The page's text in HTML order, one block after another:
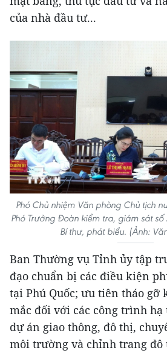
của nhà đầu tư...
Phó Chủ nhiệm Văn phòng Chủ tịch
Phó Trưởng Đoàn kiểm tra, giám sát số
Bí thư, phát biểu. (Ảnh:
Ban Thường vụ Tỉnh ủy tập
đạo chuẩn bị các điều kiện
tại Phú Quốc; ưu tiên tháo gỡ
mắc đối với các công trình
dự án giao thông, đô thị,
môi trường và chỉnh trang đô